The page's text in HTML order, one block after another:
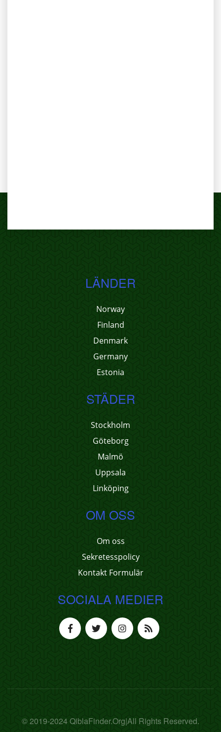
LÄNDER
Norway
Finland
Denmark
Germany
Estonia
STÄDER
Stockholm
Göteborg
Malmö
Uppsala
Linköping
OM OSS
Om oss
Sekretesspolicy
Kontakt Formulär
SOCIALA MEDIER
© 2019-2024 QiblaFinder.Org|All Rights Reserved.